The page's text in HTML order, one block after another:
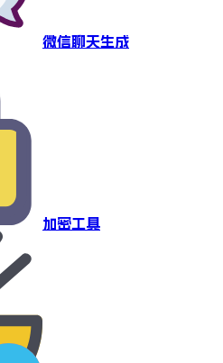
微信聊天生成
加密工具